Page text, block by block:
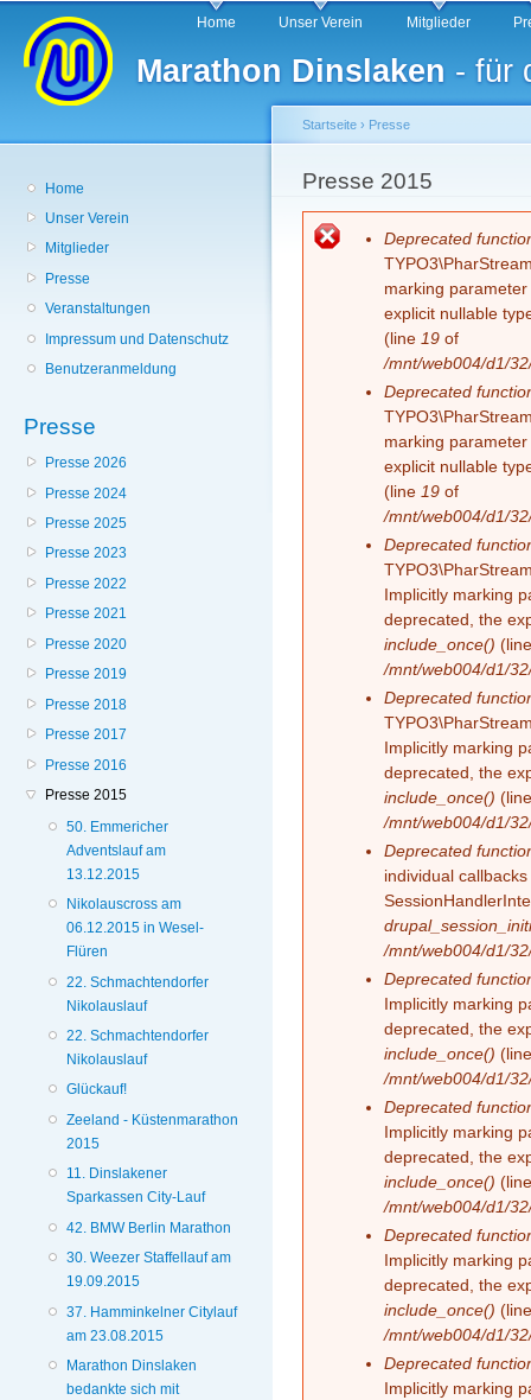
Marathon Dinslaken - für
Hauptmenü Home Unser Verein Mitglieder
Home
Unser Verein
Mitglieder
Presse
Veranstaltungen
Impressum und Datenschutz
Benutzeranmeldung
Presse
Presse 2026
Presse 2024
Presse 2025
Presse 2023
Presse 2022
Presse 2021
Presse 2020
Presse 2019
Presse 2018
Presse 2017
Presse 2016
Presse 2015
50. Emmericher
Adventslauf am
13.12.2015
Nikolauscross am
06.12.2015 in Wesel-
Flüren
22. Schmachtendorfer
Nikolauslauf
22. Schmachtendorfer
Nikolauslauf
Glückauf!
Zeeland - Küstenmarathon
2015
11. Dinslakener
Sparkassen City-Lauf
42. BMW Berlin Marathon
30. Weezer Staffellauf am
19.09.2015
37. Hamminkelner Citylauf
am 23.08.2015
Marathon Dinslaken
bedankte sich mit
Sie sind hier
Startseite › Presse
Presse 2015
Fehlermeldung
Deprecated
marking
explicit nullable
(line 19 of
/mnt/web004/d1/
Deprecated
marking
explicit nullable
(line 19 of
/mnt/web004/d1/
Deprecated
Implicitly marking
deprecated, the
include_once()
/mnt/web004/d1/
Deprecated
Implicitly marking
deprecated, the
include_once()
/mnt/web004/d1/
Deprecated
individual
/mnt/web004/d1/
Deprecated
Implicitly marking
deprecated, the
include_once()
/mnt/web004/d1/
Deprecated
Implicitly marking
deprecated, the
include_once()
/mnt/web004/d1/
Deprecated
Implicitly marking
deprecated, the
include_once()
/mnt/web004/d1/
Deprecated
Implicitly marking